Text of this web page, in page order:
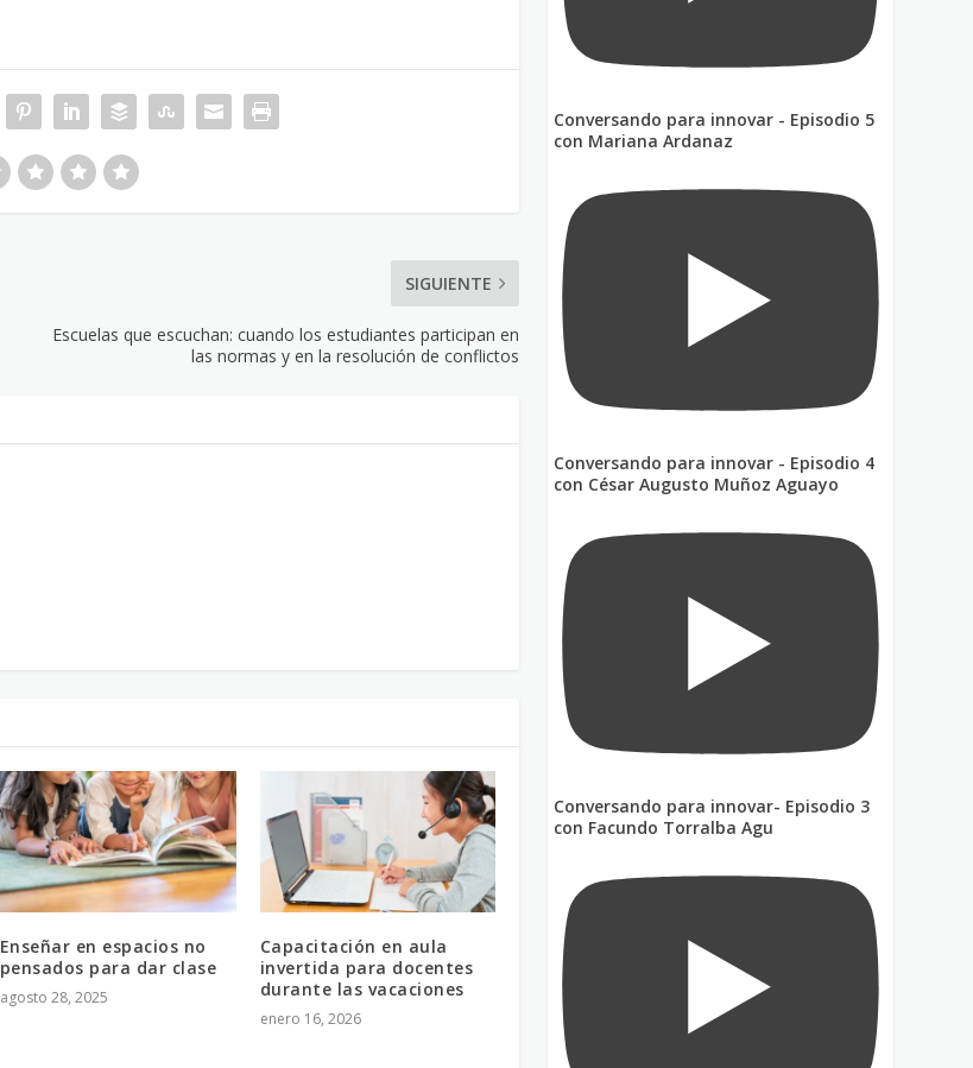
SIGUIENTE
Escuelas que escuchan: cuando los estudiantes participan en
las normas y en la resolución de conflictos
Enseñar en espacios no
pensados para dar clase
agosto 28, 2025
Capacitación en aula
invertida para docentes
durante las vacaciones
enero 16, 2026
Conversando para innovar - Episodio 5
con Mariana Ardanaz
Conversando para innovar - Episodio 4
con César Augusto Muñoz Aguayo
Conversando para innovar- Episodio 3
con Facundo Torralba Agu